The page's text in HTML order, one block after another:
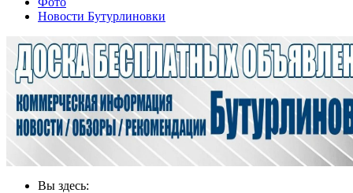
Новости Бутурлиновки
Вы здесь: